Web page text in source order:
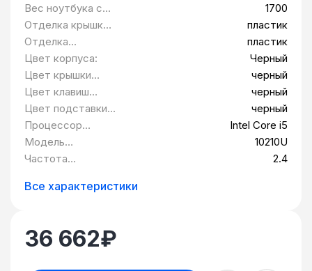
Вес ноутбука с
аккумулятором,
грамм:
1700
Отделка крышки
ноутбука:
пластик
Отделка
подставки под
запястья:
пластик
Цвет корпуса:
Черный
Цвет крышки
ноутбука:
черный
Цвет клавиш
ноутбука:
черный
Цвет подставки
под запястья:
черный
Процессор
ноутбука:
Intel Core i5
Модель
процессора:
10210U
Частота
2.4
Все характеристики
36 662₽